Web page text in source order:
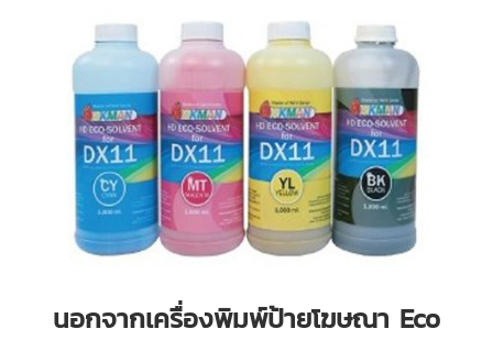
นอกจากเครื่องพิมพ์ป้ายโฆษณา Eco